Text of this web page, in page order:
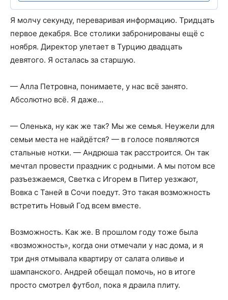
Я молчу секунду, переваривая информацию. Тридцать
первое декабря. Все столики забронированы ещё с
ноября. Директор улетает в Турцию двадцать
девятого. Я осталась за старшую.
— Алла Петровна, понимаете, у нас всё занято.
Абсолютно всё. Я даже…
— Оленька, ну как же так? Мы же семья. Неужели для
семьи места не найдётся? — в голосе появляются
стальные нотки. — Андрюша так расстроится. Он так
мечтал провести праздник с родными. А мы потом все
разъезжаемся, Светка с Игорем в Питер уезжают,
Вовка с Таней в Сочи поедут. Это такая возможность
встретить Новый Год всем вместе.
Возможность. Как же. В прошлом году тоже была
«возможность», когда они отмечали у нас дома, и я
три дня отмывала квартиру от салата оливье и
шампанского. Андрей обещал помочь, но в итоге
просто смотрел футбол, пока я драила плиту.